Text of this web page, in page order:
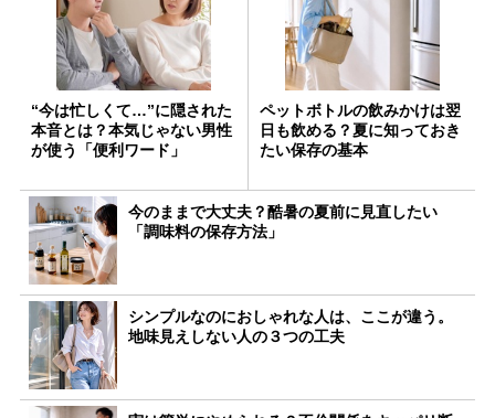
“今は忙しくて…”に隠された
本音とは？本気じゃない男性
が使う「便利ワード」
ペットボトルの飲みかけは翌
日も飲める？夏に知っておき
たい保存の基本
今のままで大丈夫？酷暑の夏前に見直したい
「調味料の保存方法」
シンプルなのにおしゃれな人は、ここが違う。
地味見えしない人の３つの工夫